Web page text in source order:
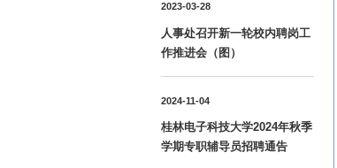
2023-03-28
人事处召开新一轮校内聘岗工
作推进会（图）
2024-11-04
桂林电子科技大学2024年秋季
学期专职辅导员招聘通告